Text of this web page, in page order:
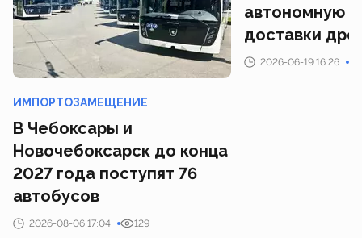
ИМПОРТОЗАМЕЩЕНИЕ
В Чебоксары и
Новочебоксарск до конца
2027 года поступят 76
автобусов
2026-08-06 17:04 129
автономную
доставки
2026-06-19 16:26